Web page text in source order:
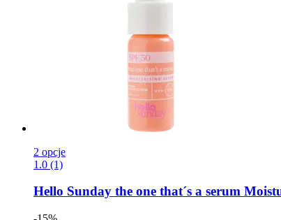
2 opcje
1.0 (1)
Hello Sunday the one that´s a serum